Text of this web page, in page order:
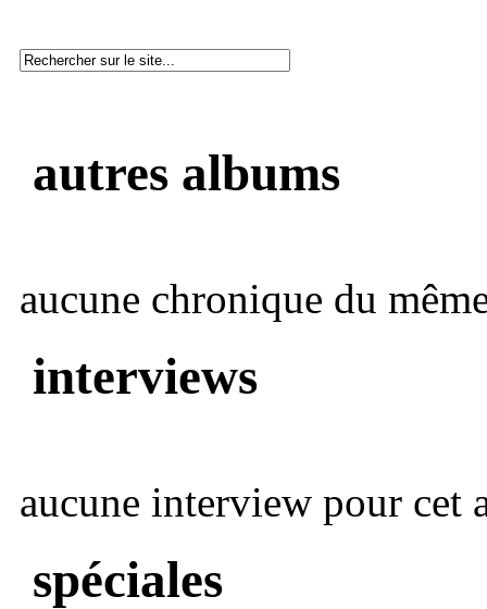
autres albums
aucune chronique du
interviews
aucune interview pour cet
spéciales